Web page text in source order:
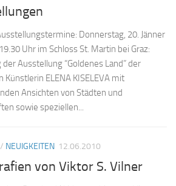
Donnerstag, 20. Jänner
Uhr im Schloss St. Martin bei Graz:
Ausstellung “Goldenes Land” der
Künstlerin ELENA KISELEVA mit
Ansichten von Städten und
sowie speziellen...
/ NEUIGKEITEN 12.06.2010
von Viktor S. Vilner